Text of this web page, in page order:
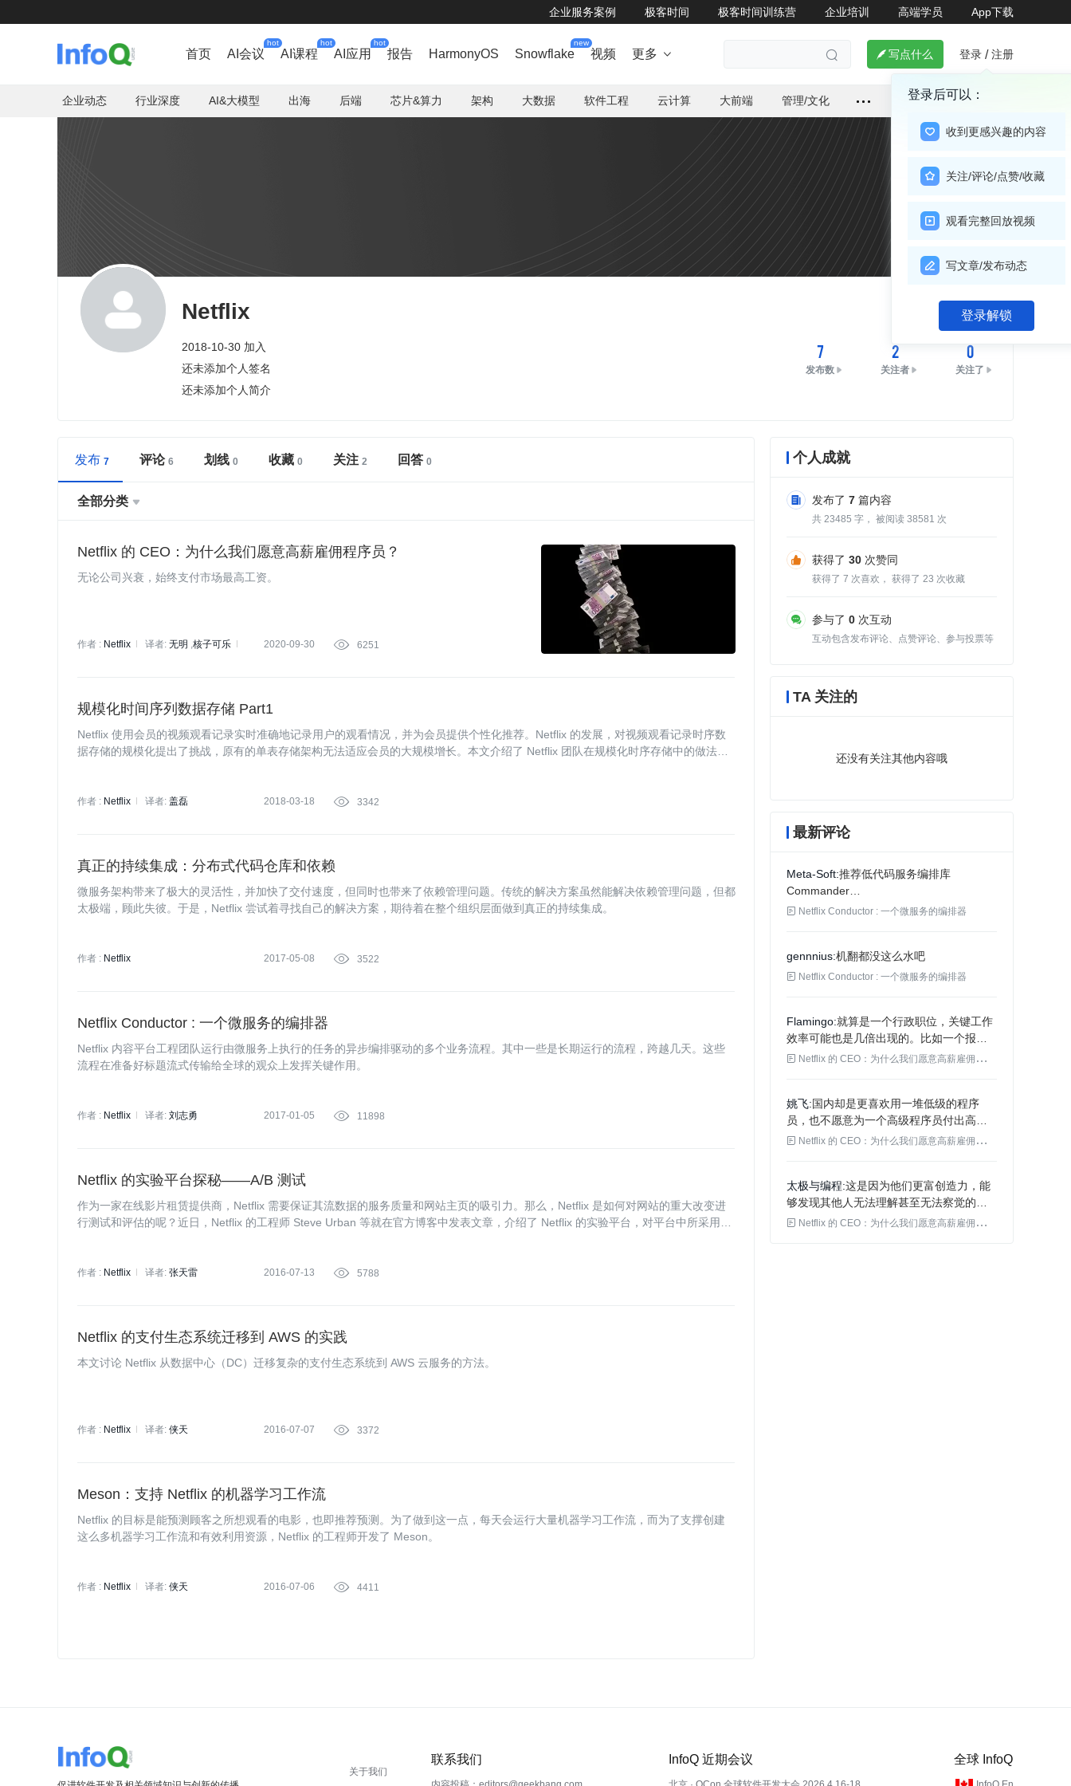
企业服务案例 极客时间 极客时间训练营 企业培训 高端学员 App下载
首页 AI会议
hot
AI课程
hot
AI应用
hot
报告 HarmonyOS Snowflake
new
视频 更多    写点什么 登录 / 注册
登录后可以：
收到更感兴趣的内容
关注/评论/点赞/收藏
观看完整回放视频
写文章/发布动态
登录解锁
企业动态 行业深度 AI&大模型 出海 后端 芯片&算力 架构 大数据 软件工程 云计算 大前端 管理/文化
Netflix
2018-10-30 加入
还未添加个人签名
还未添加个人简介
关注
7
发布数
2
关注者
0
关注了
发布 评论 划线 收藏 关注 回答
全部分类 
Netflix 的 CEO：为什么我们愿意高薪雇佣程序员？
无论公司兴衰，始终支付市场最高工资。
作者 : Netflix 译者: 无明 核子可乐
2020-09-30  6251
规模化时间序列数据存储 Part1
Netflix 使用会员的视频观看记录实时准确地记录用户的观看情况，并为会员提供个性化推荐。Netflix 的发展，对视频观看记录时序数
据存储的规模化提出了挑战，原有的单表存储架构无法适应会员的大规模增长。本文介绍了 Netflix 团队在规模化时序存储中的做法，
作者 : Netflix 译者: 盖磊 2018-03-18  3342
真正的持续集成：分布式代码仓库和依赖
微服务架构带来了极大的灵活性，并加快了交付速度，但同时也带来了依赖管理问题。传统的解决方案虽然能解决依赖管理问题，但都
太极端，顾此失彼。于是，Netflix 尝试着寻找自己的解决方案，期待着在整个组织层面做到真正的持续集成。
作者 : Netflix 2017-05-08  3522
Netflix Conductor : 一个微服务的编排器
Netflix 内容平台工程团队运行由微服务上执行的任务的异步编排驱动的多个业务流程。其中一些是长期运行的流程，跨越几天。这些
流程在准备好标题流式传输给全球的观众上发挥关键作用。
作者 : Netflix 译者: 刘志勇 2017-01-05  11898
Netflix 的实验平台探秘——A/B 测试
作为一家在线影片租赁提供商，Netflix 需要保证其流数据的服务质量和网站主页的吸引力。那么，Netflix 是如何对网站的重大改变进
行测试和评估的呢？近日，Netflix 的工程师 Steve Urban 等就在官方博客中发表文章，介绍了 Netflix 的实验平台，对平台中所采用的
作者 : Netflix 译者: 张天雷 2016-07-13  5788
Netflix 的支付生态系统迁移到 AWS 的实践
本文讨论 Netflix 从数据中心（DC）迁移复杂的支付生态系统到 AWS 云服务的方法。
作者 : Netflix 译者: 侠天 2016-07-07  3372
Meson：支持 Netflix 的机器学习工作流
Netflix 的目标是能预测顾客之所想观看的电影，也即推荐预测。为了做到这一点，每天会运行大量机器学习工作流，而为了支撑创建
这么多机器学习工作流和有效利用资源，Netflix 的工程师开发了 Meson。
作者 : Netflix 译者: 侠天 2016-07-06  4411
个人成就
发布了 7 篇内容
共 23485 字， 被阅读 38581 次
获得了 30 次赞同
获得了 7 次喜欢， 获得了 23 次收藏
参与了 0 次互动
互动包含发布评论、点赞评论、参与投票等
TA 关注的
还没有关注其他内容哦
最新评论
Meta-Soft 推荐低代码服务编排库
Commander
https://xie.infoq.cn/article/1adf7327403affd58aadb67a4
 Netflix Conductor : 一个微服务的编排器
gennnius 机翻都没这么水吧
 Netflix Conductor : 一个微服务的编排器
Flamingo 就算是一个行政职位，关键工作
效率可能也是几倍出现的。比如一个报价
表，老员工用的 word 依靠每次计算器计
重复工作，办公效率是可以大幅提高的。
问题是，招聘面试的人不是高手，他们是
无法体会其中分别的；另一点，低效的企
能在一年内也会消失殆尽。靠不停增加高
手改变的成本过高，想来也是不划算的。
 Netflix 的 CEO：为什么我们愿意高薪雇佣程序员？
姚飞 国内却是更喜欢用一堆低级的程序
员，也不愿意为一个高级程序员付出高工
资
 Netflix 的 CEO：为什么我们愿意高薪雇佣程序员？
太极与编程 这是因为他们更富创造力，能
够发现其他人无法理解甚至无法察觉的概
念与模式。 这些顶尖人才拥有灵活的视
 Netflix 的 CEO：为什么我们愿意高薪雇佣程序员？
关于我们
联系我们 InfoQ 近期会议 全球 InfoQ